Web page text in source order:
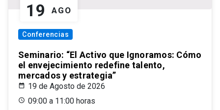
19 AGO
Conferencias
Seminario: “El Activo que Ignoramos: Cómo
el envejecimiento redefine talento,
mercados y estrategia”
19 de Agosto de 2026
09:00 a 11:00 horas